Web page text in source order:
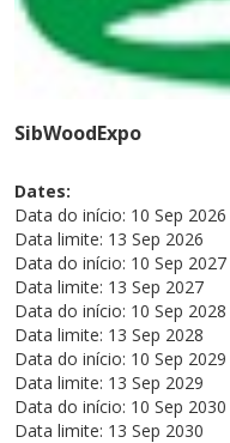
SibWoodExpo
Dates:
Data do início: 10 Sep 2026
Data limite: 13 Sep 2026
Data do início: 10 Sep 2027
Data limite: 13 Sep 2027
Data do início: 10 Sep 2028
Data limite: 13 Sep 2028
Data do início: 10 Sep 2029
Data limite: 13 Sep 2029
Data do início: 10 Sep 2030
Data limite: 13 Sep 2030